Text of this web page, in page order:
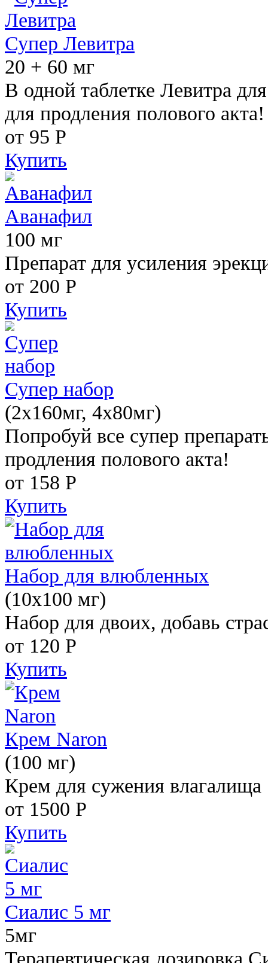
Супер Левитра
20 + 60 мг
В одной таблетке Левитра
для продления полового акта!
от 95 Р
Купить
Аванафил
100 мг
Препарат для усиления
от 200 Р
Купить
Супер набор
(2х160мг, 4х80мг)
Попробуй все супер
продления полового акта!
от 158 Р
Купить
Набор для влюбленных
(10х100 мг)
Набор для двоих, добавь
от 120 Р
Купить
Крем Naron
(100 мг)
Крем для сужения влагалища
от 1500 Р
Купить
Сиалис 5 мг
5мг
Терапевтическая дозировка